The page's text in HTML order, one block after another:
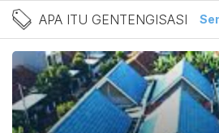
Berita Apa itu
APA ITU GENTENGISASI